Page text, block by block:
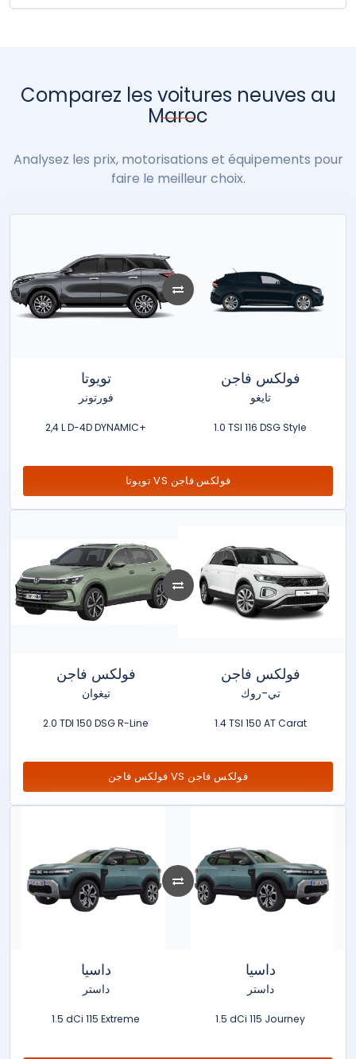
Comparez les voitures neuves au
Maroc
Analysez les prix, motorisations et équipements pour
faire le meilleur choix.
تويوتا
فورتونر
2,4 L D-4D DYNAMIC+
فولكس فاجن
تايغو
1.0 TSI 116 DSG Style
تويوتا VS فولكس فاجن
فولكس فاجن
تيغوان
2.0 TDI 150 DSG R-Line
فولكس فاجن
تي-روك
1.4 TSI 150 AT Carat
فولكس فاجن VS فولكس فاجن
داسيا
داستر
1.5 dCi 115 Extreme
داسيا
داستر
1.5 dCi 115 Journey